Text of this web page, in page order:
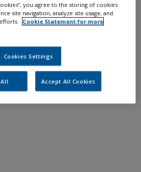
you agree to the storing of cookies
site navigation, analyze site usage, and
Cookie Statement for more
Cookies Settings
Accept All Cookies